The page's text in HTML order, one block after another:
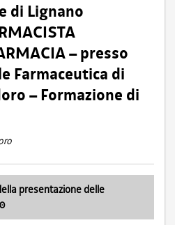
di Lignano
– presso
Farmaceutica di
– Formazione di
presentazione delle